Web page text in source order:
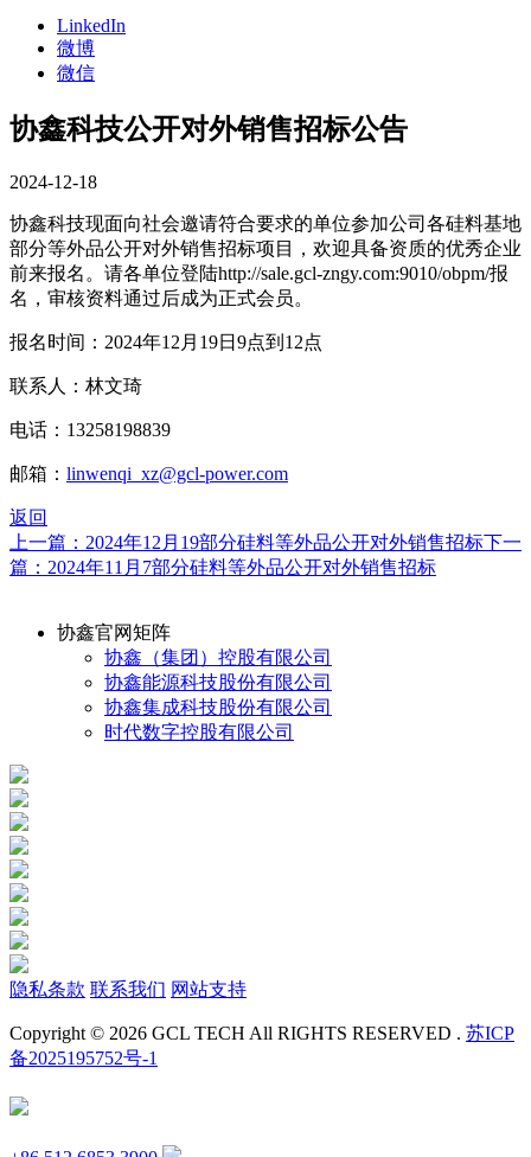
LinkedIn
微博
微信
协鑫科技公开对外销售招标公告
2024-12-18
协鑫科技现面向社会邀请符合要求的单位参加公司各硅料基地
部分等外品公开对外销售招标项目，欢迎具备资质的优秀企业
前来报名。请各单位登陆http://sale.gcl-zngy.com:9010/obpm/报
名，审核资料通过后成为正式会员。
报名时间：2024年12月19日9点到12点
联系人：林文琦
电话：13258198839
邮箱： linwenqi_xz@gcl-power.com
返回
上一篇：2024年12月19部分硅料等外品公开对外销售招标下一
篇：2024年11月7部分硅料等外品公开对外销售招标
协鑫官网矩阵
协鑫（集团）控股有限公司
协鑫能源科技股份有限公司
协鑫集成科技股份有限公司
时代数字控股有限公司
隐私条款 联系我们 网站支持
Copyright © 2026 GCL TECH All RIGHTS RESERVED . 苏ICP
备2025195752号-1